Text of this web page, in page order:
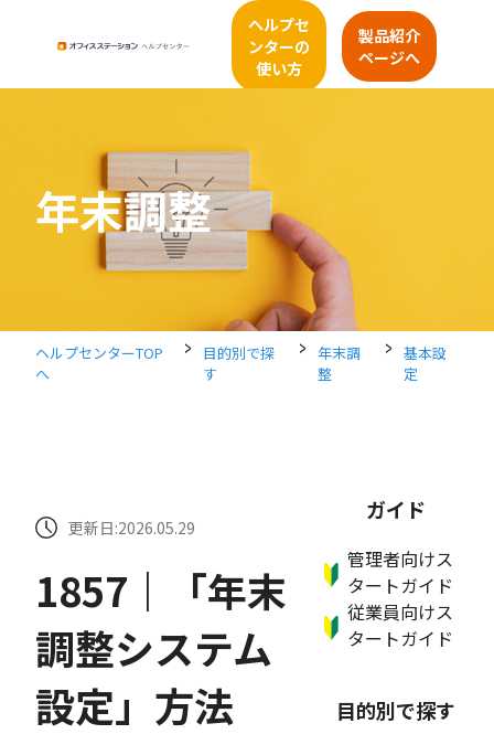
ヘルプセ
ンターの
使い方
製品紹介
ページへ
年末調整
ヘルプセンターTOP
へ
>
目的別で探
す
> 年末調
整
> 基本設
定
更新日:2026.05.29
1857｜「年末
調整システム
設定」方法
ガイド
管理者向けス
タートガイド
従業員向けス
タートガイド
目的別で探す